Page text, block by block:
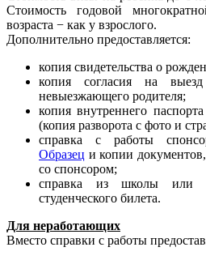
Стоимость годовой
возраста − как у взрослого.
Дополнительно предоставляется:
копия свидетельства о
копия согласия на
невыезжающего родителя;
копия внутреннего
(копия разворота с фото и
справка с работы
Образец и копии
со спонсором;
справка из школы или
студенческого билета.
Для неработающих
Вместо справки с работы